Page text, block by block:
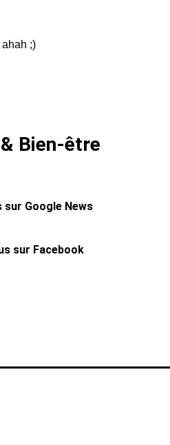
;)
Bien-être
sur Facebook